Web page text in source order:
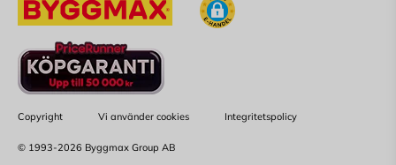
Copyright Vi använder cookies Integritetspolicy
© 1993-2026 Byggmax Group AB